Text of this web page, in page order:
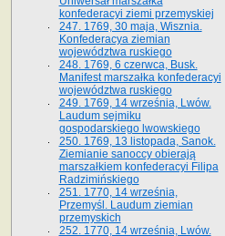
konfederacyi ziemi przemyskiej
247. 1769, 30 maja, Wisznia.
Konfederacya ziemian
województwa ruskiego
248. 1769, 6 czerwca, Busk.
Manifest marszałka konfederacyi
województwa ruskiego
249. 1769, 14 września, Lwów.
Laudum sejmiku
gospodarskiego lwowskiego
250. 1769, 13 listopada, Sanok.
Ziemianie sanoccy obierają
marszałkiem konfederacyi Filipa
Radzimińskiego
251. 1770, 14 września,
Przemyśl. Laudum ziemian
przemyskich
252. 1770, 14 września, Lwów.